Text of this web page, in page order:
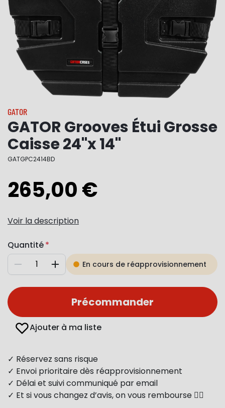
GATOR
GATOR Grooves Étui Grosse
Caisse 24"x 14"
GATGPC2414BD
265,00 €
Voir la description
Quantité
Diminuer AugmenterEn cours de réapprovisionnement
Précommander
Ajouter à ma liste
✓ Réservez sans risque
✓ Envoi prioritaire dès réapprovisionnement
✓ Délai et suivi communiqué par email
✓ Et si vous changez d’avis, on vous rembourse 👍🏻